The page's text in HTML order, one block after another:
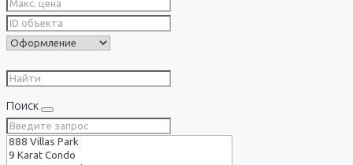
Поиск